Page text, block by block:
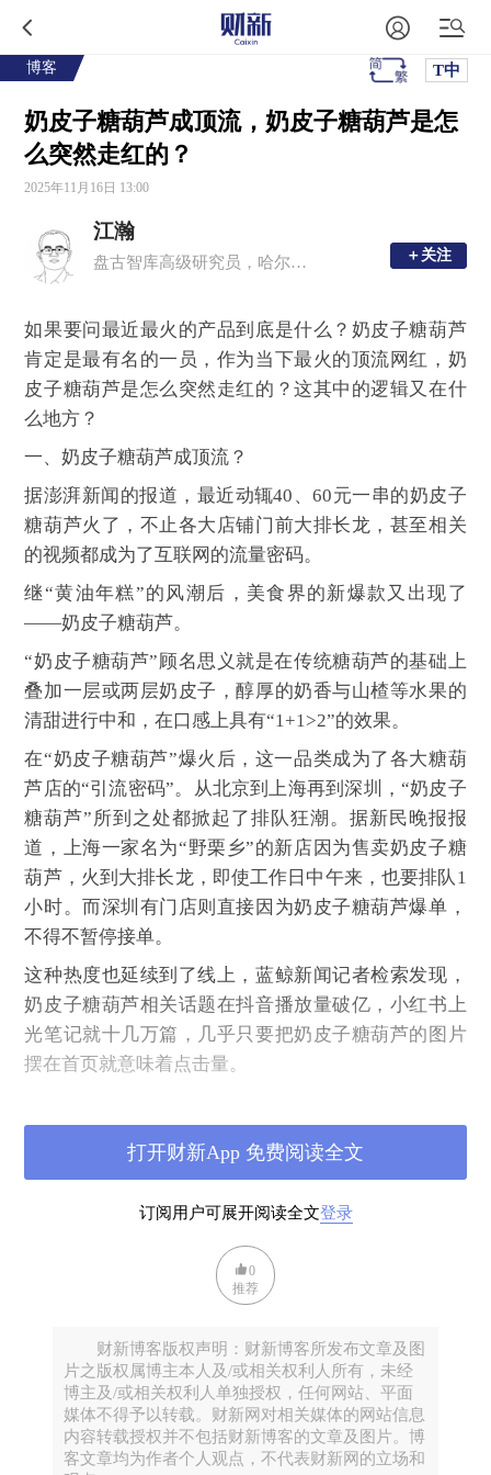
博客 T中
奶皮子糖葫芦成顶流，奶皮子糖葫芦是怎
么突然走红的？
2025年11月16日 13:00
江瀚
盘古智库高级研究员，哈尔滨商业大学金融学硕士生导师 ＋关注
＋关注
如果要问最近最火的产品到底是什么？奶皮子糖葫芦
肯定是最有名的一员，作为当下最火的顶流网红，奶
皮子糖葫芦是怎么突然走红的？这其中的逻辑又在什
么地方？
一、奶皮子糖葫芦成顶流？
据澎湃新闻的报道，最近动辄40、60元一串的奶皮子
糖葫芦火了，不止各大店铺门前大排长龙，甚至相关
的视频都成为了互联网的流量密码。
继“黄油年糕”的风潮后，美食界的新爆款又出现了
——奶皮子糖葫芦。
“奶皮子糖葫芦”顾名思义就是在传统糖葫芦的基础上
叠加一层或两层奶皮子，醇厚的奶香与山楂等水果的
清甜进行中和，在口感上具有“1+1>2”的效果。
在“奶皮子糖葫芦”爆火后，这一品类成为了各大糖葫
芦店的“引流密码”。从北京到上海再到深圳，“奶皮子
糖葫芦”所到之处都掀起了排队狂潮。据新民晚报报
道，上海一家名为“野栗乡”的新店因为售卖奶皮子糖
葫芦，火到大排长龙，即使工作日中午来，也要排队1
小时。而深圳有门店则直接因为奶皮子糖葫芦爆单，
不得不暂停接单。
这种热度也延续到了线上，蓝鲸新闻记者检索发现，
奶皮子糖葫芦相关话题在抖音播放量破亿，小红书上
光笔记就十几万篇，几乎只要把奶皮子糖葫芦的图片
摆在首页就意味着点击量。
油年糕几乎成为面包店甜品店标配一样，奶皮子糖葫
芦如今也成为了各大茶饮、零食炒货店的标配。蓝鲸
趁势推出了奶皮子糖葫芦系列新品。甚至在A股市场上
引发了三元股份、庄园牧场等相关概念股的涨停。
二、奶皮子是怎么突然走红的？
南北的美食顶流，突然走红的奶皮子糖葫芦到底是怎
么产生的？
首先，传统与创新的融合成为了奶皮子糖葫芦最大的
新鲜感所在。奶皮子制品作为中国北方常见的传统制
订阅用户可展开阅读全文登录
打开财新App 免费阅读全文
0
推荐
财新博客版权声明：财新博客所发布文章及图
片之版权属博主本人及/或相关权利人所有，未经
博主及/或相关权利人单独授权，任何网站、平面
媒体不得予以转载。财新网对相关媒体的网站信息
内容转载授权并不包括财新博客的文章及图片。博
客文章均为作者个人观点，不代表财新网的立场和